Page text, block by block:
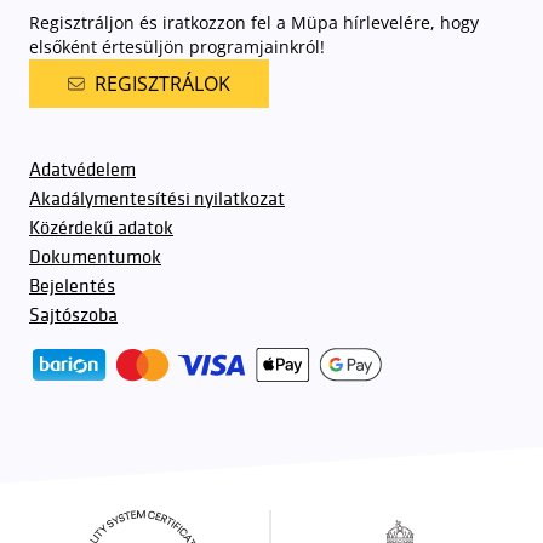
Regisztráljon és iratkozzon fel a Müpa hírlevelére, hogy
elsőként értesüljön programjainkról!
REGISZTRÁLOK
Adatvédelem
Akadálymentesítési nyilatkozat
Közérdekű adatok
Dokumentumok
Bejelentés
Sajtószoba